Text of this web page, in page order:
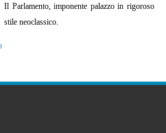
Il Parlamento, imponente palazzo in rigoroso
stile neoclassico.